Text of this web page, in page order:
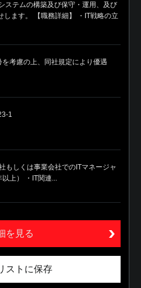
ステムの構築及び保守・運用、及び
します。 【職務詳細】 ・IT戦略の立
考慮の上、同社規定により優遇
1
もしくは事業会社でのITマネージャ
上） ・IT関連...
を見る
ストに保存